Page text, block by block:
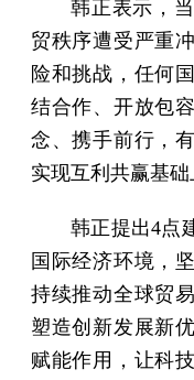
韩正表示，
贸秩序遭受严重
险和挑战，任何
结合作、开放包
念、携手前行，
实现互利共赢基础
韩正提出4点
国际经济环境，
持续推动全球贸
塑造创新发展新
赋能作用，让科